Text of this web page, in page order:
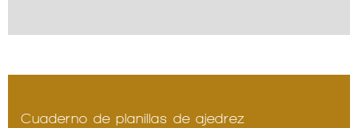
Cuaderno de planillas de ajedrez